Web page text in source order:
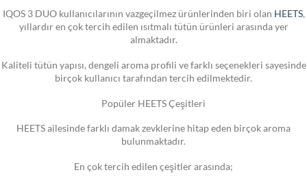
IQOS 3 DUO kullanıcılarının vazgeçilmez ürünlerinden biri olan HEETS,
yıllardır en çok tercih edilen ısıtmalı tütün ürünleri arasında yer
almaktadır.
Kaliteli tütün yapısı, dengeli aroma profili ve farklı seçenekleri sayesinde
birçok kullanıcı tarafından tercih edilmektedir.
Popüler HEETS Çeşitleri
HEETS ailesinde farklı damak zevklerine hitap eden birçok aroma
bulunmaktadır.
En çok tercih edilen çeşitler arasında;